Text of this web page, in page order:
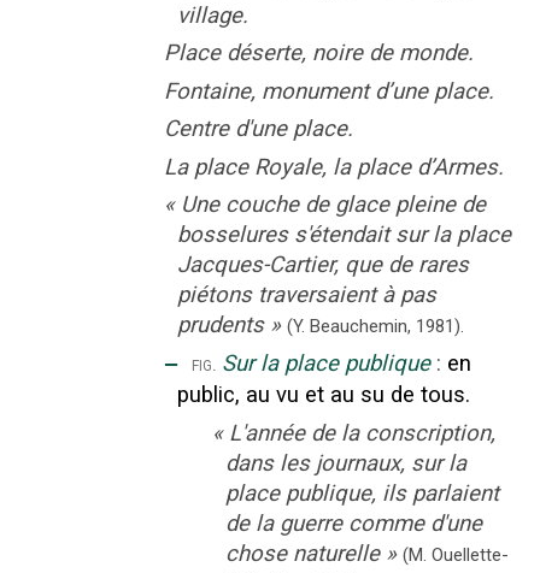
village.
Place déserte, noire de monde.
Fontaine, monument d’une place.
Centre d'une place.
La place Royale, la place d’Armes.
« Une couche de glace pleine de
bosselures s'étendait sur la place
Jacques-Cartier, que de rares
piétons traversaient à pas
prudents » (Y. Beauchemin, 1981).
‒ fig. Sur la place publique : en
public, au vu et au su de tous.
« L'année de la conscription,
dans les journaux, sur la
place publique, ils parlaient
de la guerre comme d'une
chose naturelle » (M. Ouellette-